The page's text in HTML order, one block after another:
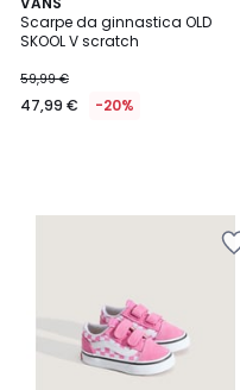
Scarpe da ginnastica OLD
SKOOL V scratch
59,99 €
47,99 € -20%